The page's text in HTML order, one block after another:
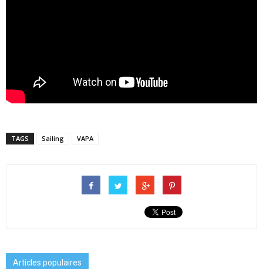
TAGS Sailing VAPA
Articles populaires